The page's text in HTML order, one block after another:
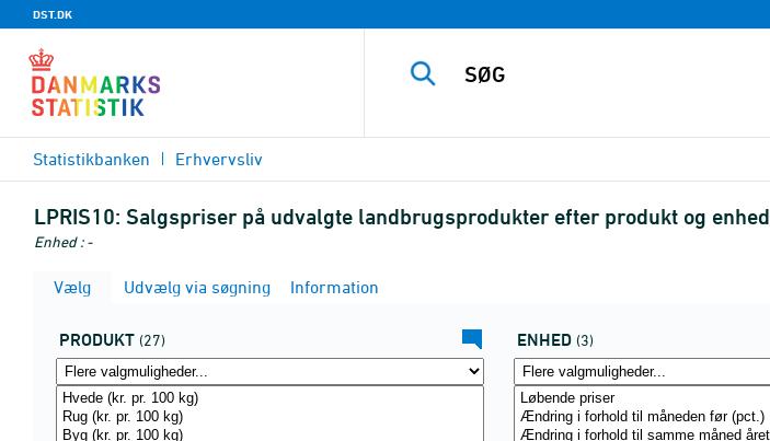
DST.DK
Statistikbanken Erhvervsliv
LPRIS10: Salgspriser på udvalgte landbrugsprodukter efter produkt og enhed
Enhed : -
Vælg Udvælg via søgning Information
PRODUKT (27) ENHED (3)